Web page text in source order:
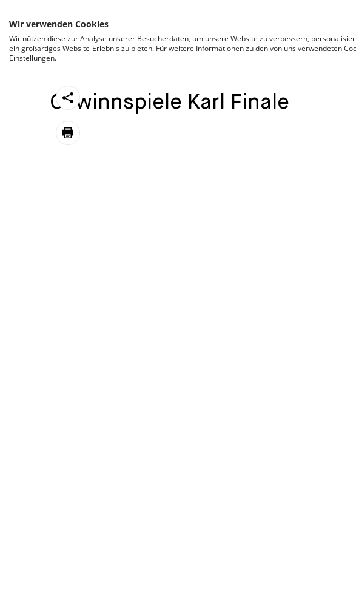
Sortiment
https://stroeck.at/karl_competition/gewinnspiele-karl-finale/
Toogle share
print
Gewinnspiele Karl Finale
Wir verwenden Cookies
Wir nützen diese zur Analyse unserer Besucherdaten, um unsere Website zu verbessern,
ein großartiges Website-Erlebnis zu bieten. Für weitere Informationen zu den von uns verwendeten
Einstellungen.